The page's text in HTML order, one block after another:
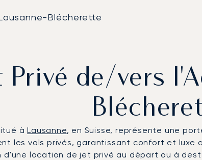
Blécherette
Privé de/vers
àLausanne, en Suisse, représente une
les vols privés, garantissant confort et luxe
d'une location de jet privé au départ ou à